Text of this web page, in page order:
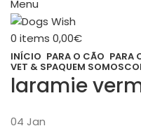
Menu
0 items 0,00€
INÍCIO PARA O CÃO PARA
VET & SPAQUEM SOMOS
laramie
04 Jan